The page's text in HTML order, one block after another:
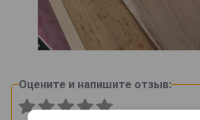
Оцените и напишите отзыв: